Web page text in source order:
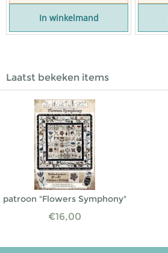
In winkelmand
Laatst bekeken items
patroon "Flowers Symphony"
€16,00